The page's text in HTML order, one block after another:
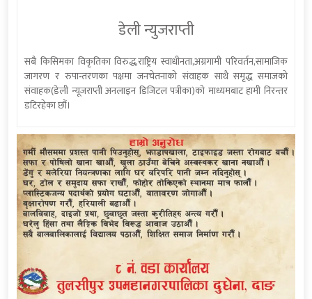
डेली न्युजराप्ती
सबै किसिमका विकृतिका विरुद्ध,राष्ट्रिय स्वाधीनता,अग्रगामी परिवर्तन,सामाजिक
जागरण र रुपान्तरणका पक्षमा जनचेतनाको संवाहक साथै समृद्ध समाजको
संवाहक(डेली न्यूजराप्ती अनलाइन डिजिटल पत्रीका)को माध्यमबाट हामी निरन्तर
डटिरहेका छौं।